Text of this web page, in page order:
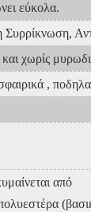
εύκολα.
Συρρίκνωση,
χωρίς
,
από